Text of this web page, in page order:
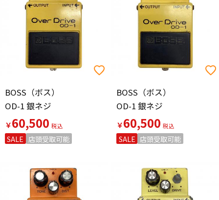
BOSS（ボス）
OD-1 銀ネジ
￥60,500
SALE 店頭受取可能
BOSS（ボス）
OD-1 銀ネジ
￥60,500
SALE 店頭受取可能